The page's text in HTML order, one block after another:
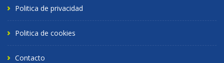
Politica de privacidad
Politica de cookies
Contacto